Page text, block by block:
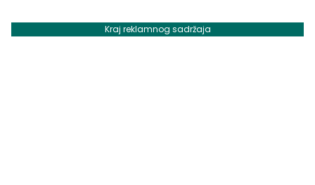
Kraj reklamnog sadržaja